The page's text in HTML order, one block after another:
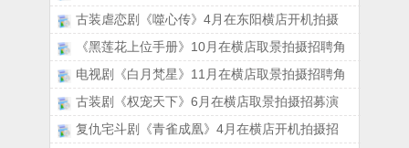
古装虐恋剧《噬心传》4月在东阳横店开机拍摄
《黑莲花上位手册》10月在横店取景拍摄招聘角
电视剧《白月梵星》11月在横店取景拍摄招聘角
古装剧《权宠天下》6月在横店取景拍摄招募演
复仇宅斗剧《青雀成凰》4月在横店开机拍摄招